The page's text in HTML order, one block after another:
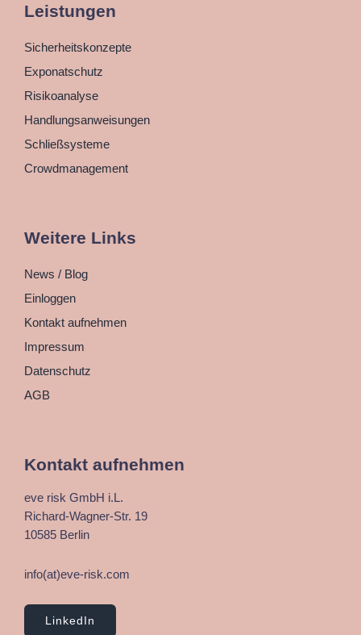
Leistungen
Sicherheitskonzepte
Exponatschutz
Risikoanalyse
Handlungsanweisungen
Schließsysteme
Crowdmanagement
Weitere Links
News / Blog
Einloggen
Kontakt aufnehmen
Impressum
Datenschutz
AGB
Kontakt aufnehmen
eve risk GmbH i.L.
Richard-Wagner-Str. 19
10585 Berlin
info(at)eve-risk.com
LinkedIn